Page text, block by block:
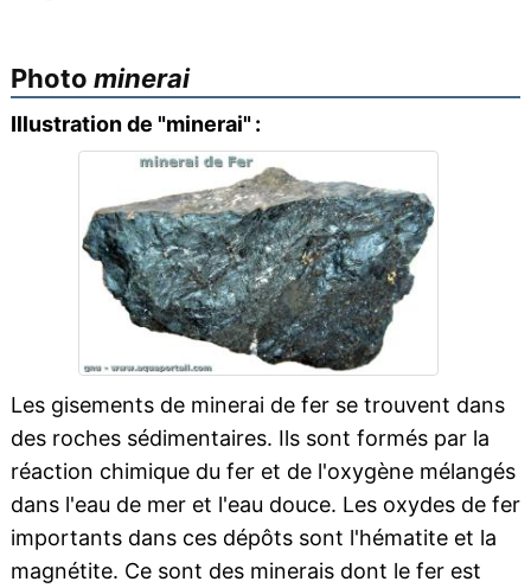
Photo minerai
Illustration de "minerai" :
Les gisements de minerai de fer se trouvent dans
des roches sédimentaires. Ils sont formés par la
réaction chimique du fer et de l'oxygène mélangés
dans l'eau de mer et l'eau douce. Les oxydes de fer
importants dans ces dépôts sont l'hématite et la
magnétite. Ce sont des minerais dont le fer est